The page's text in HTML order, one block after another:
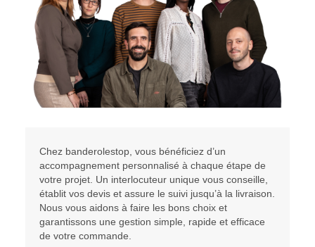
Chez banderolestop, vous bénéficiez d’un
accompagnement personnalisé à chaque étape de
votre projet. Un interlocuteur unique vous conseille,
établit vos devis et assure le suivi jusqu’à la livraison.
Nous vous aidons à faire les bons choix et
garantissons une gestion simple, rapide et efficace
de votre commande.